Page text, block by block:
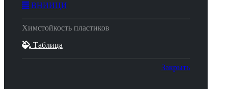
ВНИИЦИ
Химстойкость пластиков
Таблица
Закрыть